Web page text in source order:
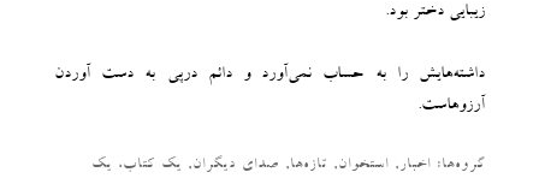
زیبایی دختر بود.
داشته‌هایش را به حساب نمی‌آورد و دائم درپی به دست آوردن
آرزوهاست.
گروه‌ها: اخبار, استخوان, تازه‌ها, صدای دیگران, یک کتاب، یک